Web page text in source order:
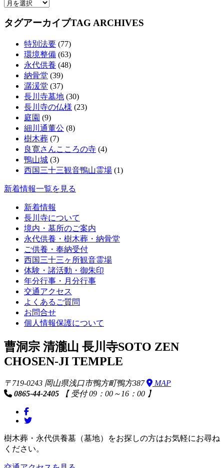
タグアーカイブTAG ARCHIVES
特別法要 (77)
環境整備 (63)
永代供養 (48)
納骨堂 (39)
潺湲堂 (37)
長川寺墓地 (30)
長川寺の仏様 (23)
庭園 (9)
細川通董公 (8)
樹木葬 (7)
良寛さんこころの寺 (4)
鴨山城 (3)
西国三十三観音鴨山霊場 (1)
新着情報一覧を見る
新着情報
長川寺について
境内・墓所のご案内
永代供養・樹木葬・納骨堂
ご供養・奉納受付
西国三十三ヶ所観音霊場
体験・諸活動・御朱印
年分行事・月分行事
交通アクセス
よくあるご質問
お問合せ
個人情報保護について
曹洞宗 清瀧山 長川寺SOTO ZEN
CHOSEN-JI TEMPLE
〒719-0243 岡山県浅口市鴨方町鴨方387
MAP
0865-44-2405 【 受付 09：00～16：00 】
樹木葬・永代供養墓（墓地）をお探しの方はお気軽にお尋ね
ください。